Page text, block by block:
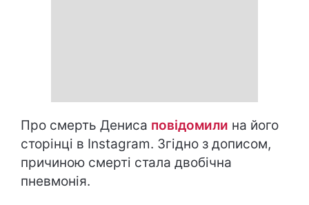
Про смерть Дениса повідомили на його
сторінці в Іnstagram. Згідно з дописом,
причиною смерті стала двобічна
пневмонія.